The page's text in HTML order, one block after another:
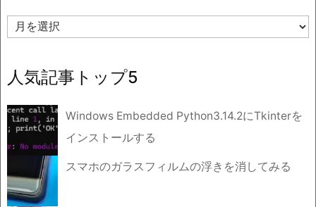
ア
ー
イ
ブ
人気記事トップ5
Windows Embedded Python3.14.2にTkinterを
インストールする
スマホのガラスフィルムの浮きを消してみる